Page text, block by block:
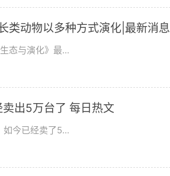
类动物以多种方式演化|最新消息
态与演化》最...
出5万台了 每日热文
如今已经卖了5...